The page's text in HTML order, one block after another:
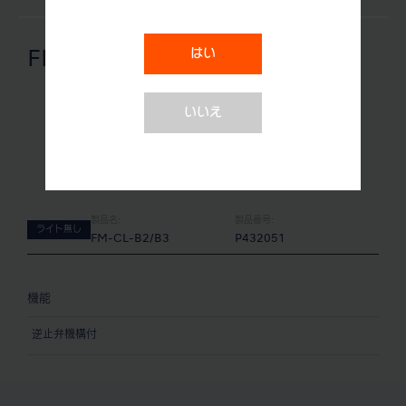
はい
いいえ
FM-CL-B2/B3
ライト無し
FM-CL-B2/B3 P432051
機能
逆止弁機構付